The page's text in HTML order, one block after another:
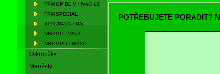
FPM GP DL V / WAG LD
FPM SPECIAL
ACM (PA) G / WA
NBR GO / WAO
NBR GPO / WASO
O-kroužky
Manžety
POTŘEBUJETE PORADIT?